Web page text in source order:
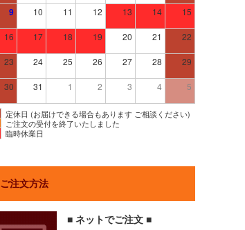
9 10 11 12 13 14 15
16 17 18 19 20 21 22
23 24 25 26 27 28 29
30 31 1 2 3 4 5
定休日 (お届けできる場合もあります ご相談ください)
ご注文の受付を終了いたしました
臨時休業日
ご注文方法
■ ネットでご注文 ■